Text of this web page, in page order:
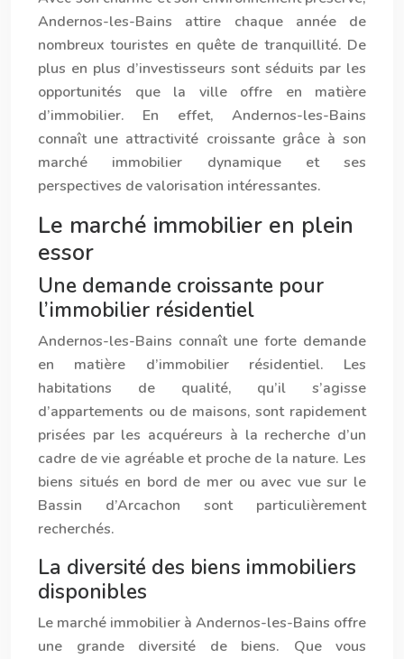
Andernos-les-Bains attire chaque année de
nombreux touristes en quête de tranquillité. De
plus en plus d’investisseurs sont séduits par les
opportunités que la ville offre en matière
d’immobilier. En effet, Andernos-les-Bains
connaît une attractivité croissante grâce à son
marché immobilier dynamique et ses
perspectives de valorisation intéressantes.
Le marché immobilier en plein
essor
Une demande croissante pour
l’immobilier résidentiel
Andernos-les-Bains connaît une forte demande
en matière d’immobilier résidentiel. Les
habitations de qualité, qu’il s’agisse
d’appartements ou de maisons, sont rapidement
prisées par les acquéreurs à la recherche d’un
cadre de vie agréable et proche de la nature. Les
biens situés en bord de mer ou avec vue sur le
Bassin d’Arcachon sont particulièrement
recherchés.
La diversité des biens immobiliers
disponibles
Le marché immobilier à Andernos-les-Bains offre
une grande diversité de biens. Que vous